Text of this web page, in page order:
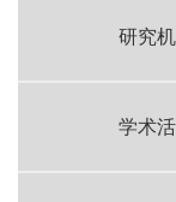
研究
学术